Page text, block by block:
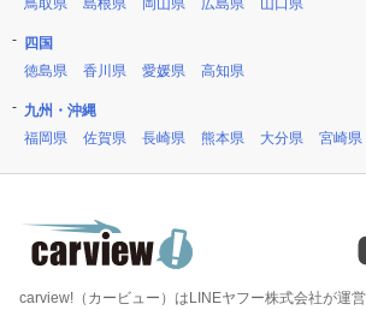
鳥取県
島根県 岡山県 広島県 山口県
四国
徳島県
香川県 愛媛県 高知県
九州・沖縄
福岡県
佐賀県 長崎県 熊本県 大分県 宮崎県
carview!（カービュー）はLINEヤフー株式会社が運